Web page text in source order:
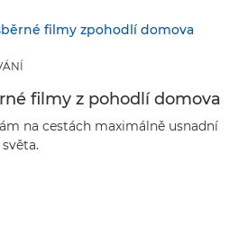
filmy z pohodlí domova
na cestách maximálně usnadní